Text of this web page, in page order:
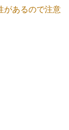
があるので注意